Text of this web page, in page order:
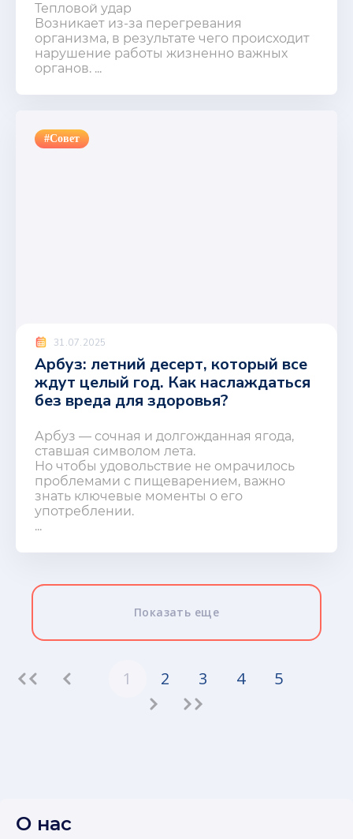
Тепловой удар
Возникает из-за перегревания
организма, в результате чего происходит
нарушение работы жизненно важных
органов. ...
#Совет
31.07.2025
Арбуз: летний десерт, который все
ждут целый год. Как наслаждаться
без вреда для здоровья?
Арбуз — сочная и долгожданная ягода,
ставшая символом лета.
Но чтобы удовольствие не омрачилось
проблемами с пищеварением, важно
знать ключевые моменты о его
употреблении.
...
Показать еще
1 2 3 4 5
О нас